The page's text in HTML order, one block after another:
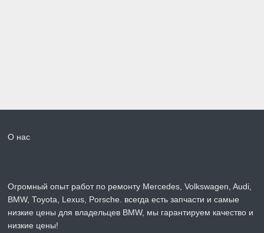
О нас
Огромный опыт работ по ремонту Mercedes, Volkswagen, Audi,
BMW, Toyota, Lexus, Porsche. всегда есть запчасти и самые
низкие цены для владельцев BMW, мы гарантируем качество и
низкие цены!